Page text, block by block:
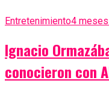
Entretenimiento4
Ignacio
conocieron con